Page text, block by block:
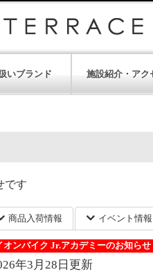
いブランド 施設紹介・アク
です
商品入荷情報 イベント情報
オンバイク Jr.アカデミーのお知らせ
年3月28日更新